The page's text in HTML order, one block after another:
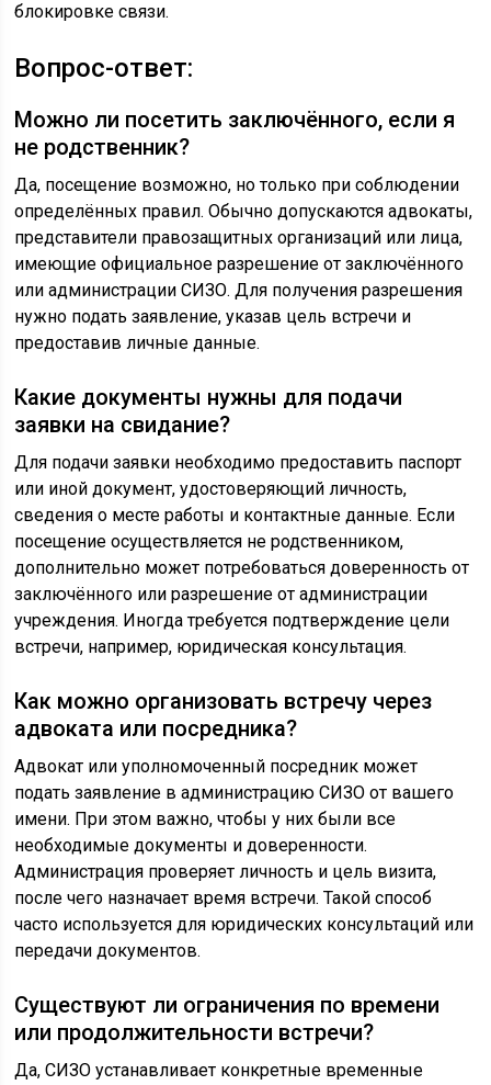
блокировке связи.
Вопрос-ответ:
Можно ли посетить заключённого, если я
не родственник?
Да, посещение возможно, но только при соблюдении
определённых правил. Обычно допускаются адвокаты,
представители правозащитных организаций или лица,
имеющие официальное разрешение от заключённого
или администрации СИЗО. Для получения разрешения
нужно подать заявление, указав цель встречи и
предоставив личные данные.
Какие документы нужны для подачи
заявки на свидание?
Для подачи заявки необходимо предоставить паспорт
или иной документ, удостоверяющий личность,
сведения о месте работы и контактные данные. Если
посещение осуществляется не родственником,
дополнительно может потребоваться доверенность от
заключённого или разрешение от администрации
учреждения. Иногда требуется подтверждение цели
встречи, например, юридическая консультация.
Как можно организовать встречу через
адвоката или посредника?
Адвокат или уполномоченный посредник может
подать заявление в администрацию СИЗО от вашего
имени. При этом важно, чтобы у них были все
необходимые документы и доверенности.
Администрация проверяет личность и цель визита,
после чего назначает время встречи. Такой способ
часто используется для юридических консультаций или
передачи документов.
Существуют ли ограничения по времени
или продолжительности встречи?
Да, СИЗО устанавливает конкретные временные